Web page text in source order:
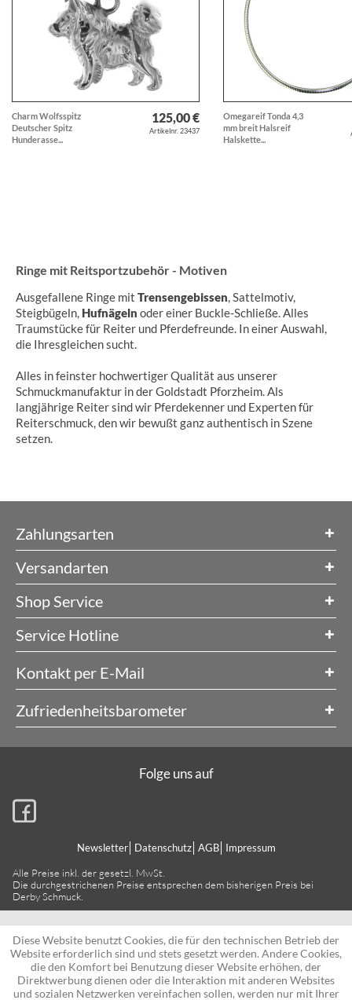
Charm Wolfsspitz
Deutscher Spitz
Hunderasse...
125,00 €
Artikelnr. 23437
Omegareif Tonda 4,3
mm breit Halsreif
Halskette...
Ringe mit Reitsportzubehör - Motiven
Ausgefallene Ringe mit Trensengebissen, Sattelmotiv,
Steigbügeln, Hufnägeln oder einer Buckle-Schließe. Alles
Traumstücke für Reiter und Pferdefreunde. In einer Auswahl,
die Ihresgleichen sucht.
Alles in feinster hochwertiger Qualität aus unserer
Schmuckmanufaktur in der Goldstadt Pforzheim. Als
langjährige Reiter sind wir Pferdekenner und Experten für
Reiterschmuck, den wir bewußt ganz authentisch in Szene
setzen.
Zahlungsarten
Versandarten
Shop Service
Service Hotline
Kontakt per E-Mail
Zufriedenheitsbarometer
Newsletter Datenschutz AGB Impressum
Alle Preise inkl. der gesetzl. MwSt.
Die durchgestrichenen Preise entsprechen dem bisherigen Preis bei
Derby Schmuck.
Folge uns auf
Diese Website benutzt Cookies, die für den technischen Betrieb der
Website erforderlich sind und stets gesetzt werden. Andere Cookies,
die den Komfort bei Benutzung dieser Website erhöhen, der
Direktwerbung dienen oder die Interaktion mit anderen Websites
und sozialen Netzwerken vereinfachen sollen, werden nur mit Ihrer